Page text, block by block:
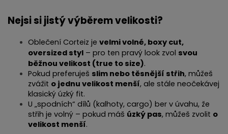
Nejsi si jistý výběrem velikosti?
Oblečení Corteiz je velmi volné, boxy cut,
oversized styl – pro ten pravý look zvol svou
běžnou velikost (true to size).
Pokud preferuješ slim nebo těsnější střih, můžeš
zvážit o jednu velikost menší, ale stále neočekávej
klasický úzký fit.
U „spodních“ dílů (kalhoty, cargo) ber v úvahu, že
střih je volný – pokud máš úzký pas, můžeš zvolit o
velikost menší.